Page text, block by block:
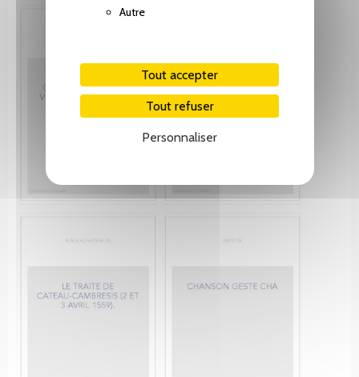
Autre
Tout accepter
Tout refuser
Personnaliser